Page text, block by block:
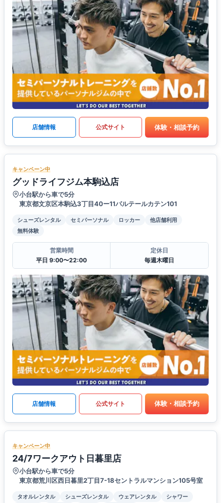
店舗情報 公式サイト 体験・相談予約
キャンペーン中
グッドライフジム本駒込店
小台駅から車で5分
東京都文京区本駒込3丁目40ー11パルテールカテン101
シューズレンタル セミパーソナル ロッカー
他店舗利用
無料体験
営業時間
平日 9:00〜22:00
定休日
毎週木曜日
店舗情報 公式サイト 体験・相談予約
キャンペーン中
24/7ワークアウト日暮里店
小台駅から車で5分
東京都荒川区西日暮里2丁目7-18セントラルマンション105号室
タオルレンタル シューズレンタル ウェアレンタル
シャワー